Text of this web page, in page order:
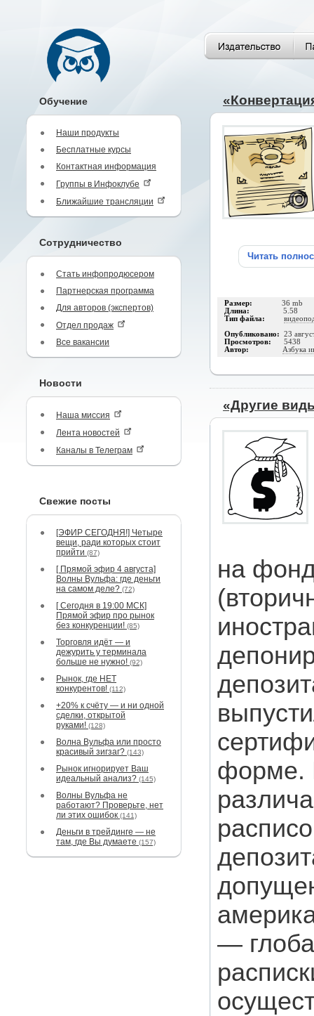
Обучение
Наши продукты
Бесплатные курсы
Контактная информация
Группы в Инфоклубе
Ближайшие трансляции
Сотрудничество
Стать инфопродюсером
Партнерская программа
Для авторов (экспертов)
Отдел продаж
Все вакансии
Новости
Наша миссия
Лента новостей
Каналы в Телеграм
Свежие посты
[ЭФИР СЕГОДНЯ!] Четыре
вещи, ради которых стоит
прийти (87)
[ Прямой эфир 4 августа]
Волны Вульфа: где деньги
на самом деле? (72)
[ Сегодня в 19:00 МСК]
Прямой эфир про рынок
без конкуренции! (85)
Торговля идёт — и
дежурить у терминала
больше не нужно! (92)
Рынок, где НЕТ
конкурентов! (112)
+20% к счёту — и ни одной
сделки, открытой
руками! (128)
Волна Вульфа или просто
красивый зигзаг? (143)
Рынок игнорирует Ваш
идеальный анализ? (145)
Волны Вульфа не
работают? Проверьте, нет
ли этих ошибок (141)
Деньги в трейдинге — не
там, где Вы думаете (157)
Читать
Размер: 36 mb
Длина: 5.58
Тип файла:
Опубликовано: 23
Просмотров: 5438
Автор: Азбука
«Другие
на
форме.
—